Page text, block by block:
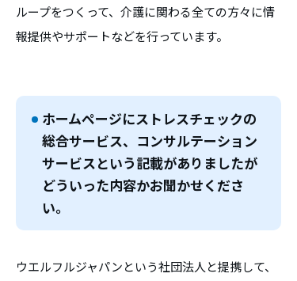
ループをつくって、介護に関わる全ての方々に情
報提供やサポートなどを行っています。
ホームページにストレスチェックの
総合サービス、コンサルテーション
サービスという記載がありましたが
どういった内容かお聞かせくださ
い。
ウエルフルジャパンという社団法人と提携して、